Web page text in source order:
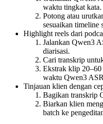
waktu tingkat kata.
Potong atau
sesuaikan timeline
Highlight reels dari
Jalankan Qwen3
diarisasi.
Cari transkrip
Ekstrak klip 20–60
waktu Qwen3
Tinjauan klien dengan
Bagikan transkrip
Biarkan klien
batch ke